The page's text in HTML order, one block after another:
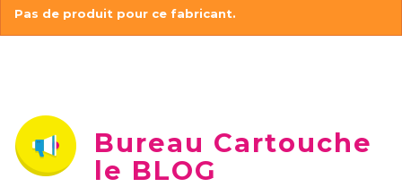
Pas de produit pour ce fabricant.
Bureau Cartouche
le BLOG